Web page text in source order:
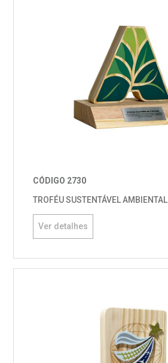
CÓDIGO 2730
TROFÉU SUSTENTÁVEL AMBIENTAL
Ver detalhes